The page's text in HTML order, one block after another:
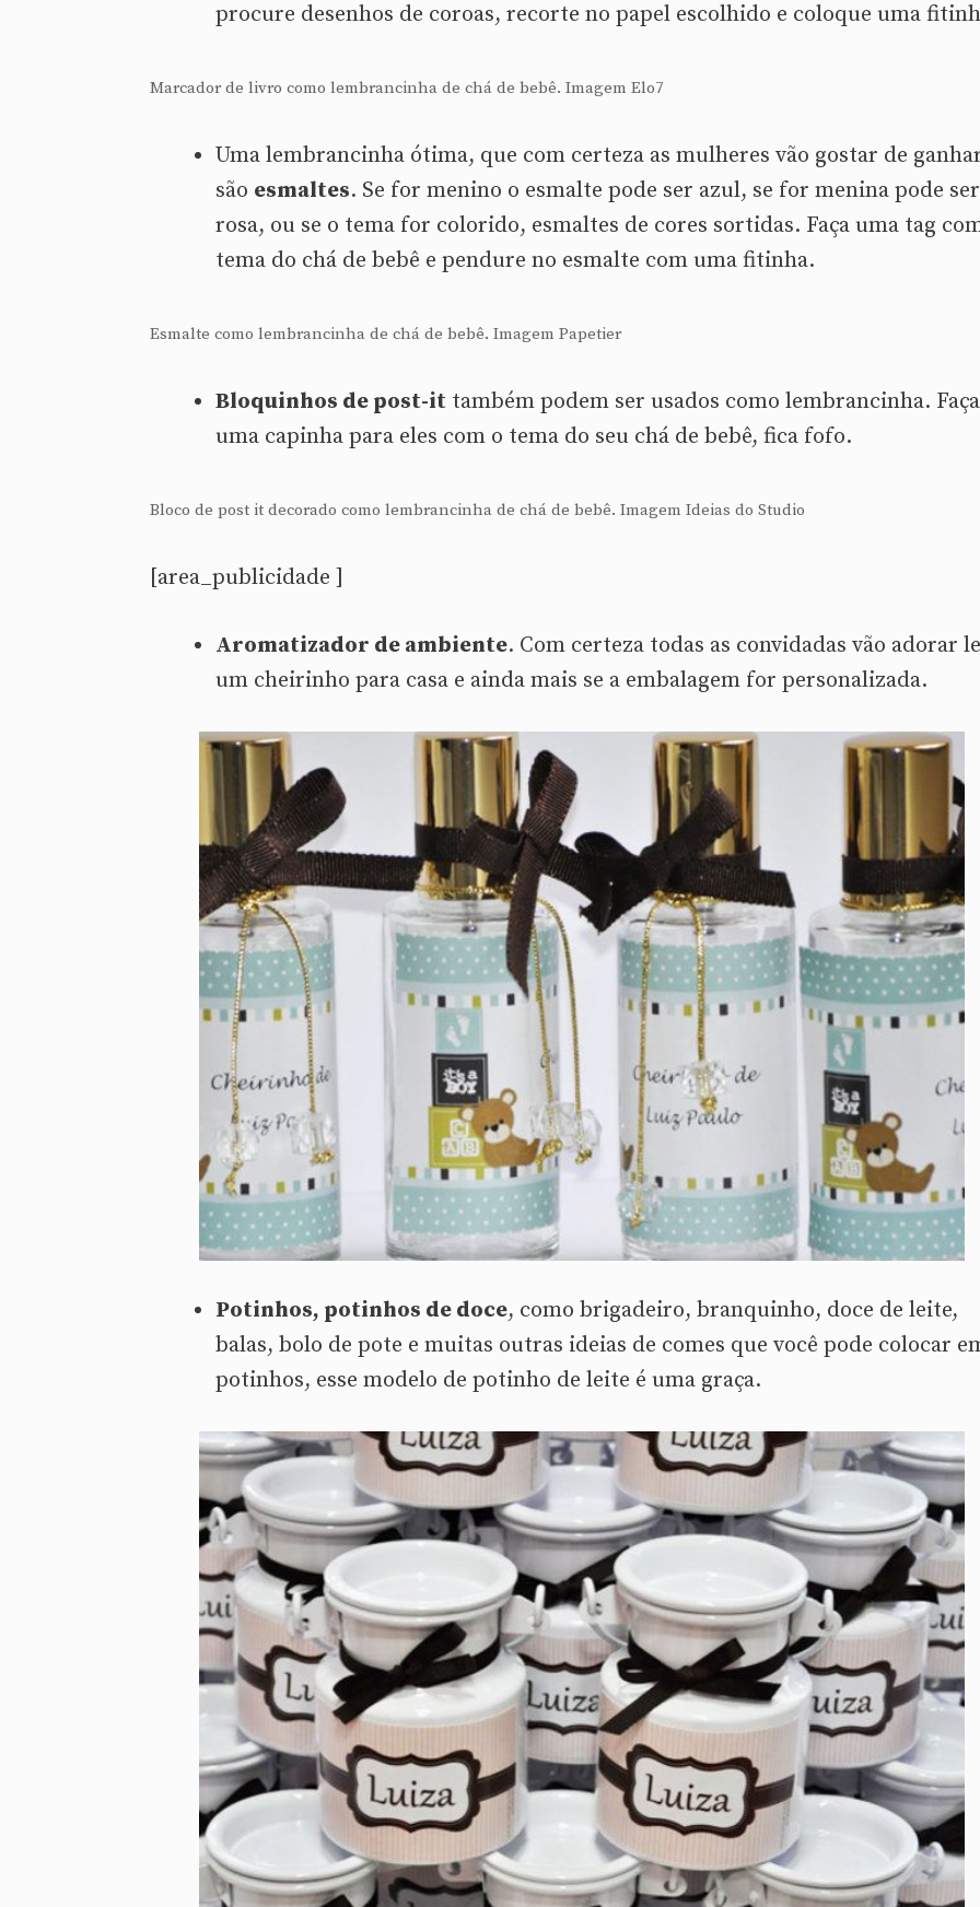
procure desenhos de coroas, recorte no papel escolhido e coloque uma
Marcador de livro como lembrancinha de chá de bebê. Imagem Elo7
Uma lembrancinha ótima, que com certeza as mulheres vão gostar de
são esmaltes. Se for menino o esmalte pode ser azul, se for menina pode ser
rosa, ou se o tema for colorido, esmaltes de cores sortidas. Faça uma tag
tema do chá de bebê e pendure no esmalte com uma fitinha.
Esmalte como lembrancinha de chá de bebê. Imagem Papetier
Bloquinhos de post-it também podem ser usados como lembrancinha. Faça
uma capinha para eles com o tema do seu chá de bebê, fica fofo.
Bloco de post it decorado como lembrancinha de chá de bebê. Imagem Ideias do Studio
[area_publicidade ]
Aromatizador de ambiente. Com certeza todas as convidadas vão adorar
um cheirinho para casa e ainda mais se a embalagem for personalizada.
Potinhos, potinhos de doce, como brigadeiro, branquinho, doce de leite,
balas, bolo de pote e muitas outras ideias de comes que você pode colocar
potinhos, esse modelo de potinho de leite é uma graça.